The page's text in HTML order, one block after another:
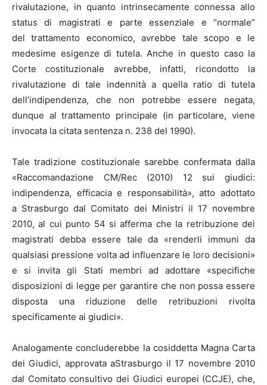
rivalutazione, in quanto intrinsecamente connessa allo
status di magistrati e parte essenziale e “normale”
del trattamento economico, avrebbe tale scopo e le
medesime esigenze di tutela. Anche in questo caso la
Corte costituzionale avrebbe, infatti, ricondotto la
rivalutazione di tale indennità a quella ratio di tutela
dell’indipendenza, che non potrebbe essere negata,
dunque al trattamento principale (in particolare, viene
invocata la citata sentenza n. 238 del 1990).
Tale tradizione costituzionale sarebbe confermata dalla
«Raccomandazione CM/Rec (2010) 12 sui giudici:
indipendenza, efficacia e responsabilità», atto adottato
a Strasburgo dal Comitato dei Ministri il 17 novembre
2010, al cui punto 54 si afferma che la retribuzione dei
magistrati debba essere tale da «renderli immuni da
qualsiasi pressione volta ad influenzare le loro decisioni»
e si invita gli Stati membri ad adottare «specifiche
disposizioni di legge per garantire che non possa essere
disposta una riduzione delle retribuzioni rivolta
specificamente ai giudici».
Analogamente concluderebbe la cosiddetta Magna Carta
dei Giudici, approvata aStrasburgo il 17 novembre 2010
dal Comitato consultivo dei Giudici europei (CCJE), che,